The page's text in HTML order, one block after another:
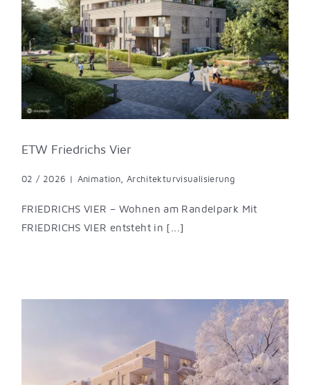
ETW Friedrichs Vier
02 / 2026 | Animation, Architekturvisualisierung
FRIEDRICHS VIER – Wohnen am Randelpark Mit
FRIEDRICHS VIER entsteht in [...]